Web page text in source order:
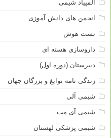
المپیاد شیمی
انجمن های دانش آموزی
تست هوش
داروسازی هسته ای
دبیرستان (دوره اول)
زندگی نامه نوابغ و بزرگان جهان
شیمی آلی
شیمی آی مت
شیمی پزشکی لهستان